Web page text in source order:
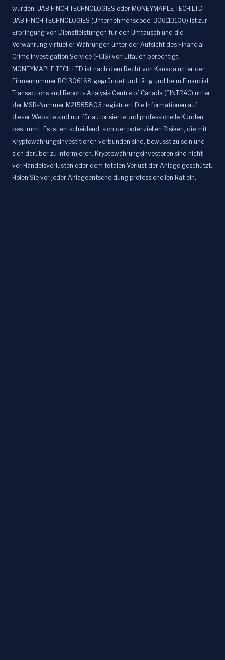
wurden: UAB FINCH TECHNOLOGIES oder MONEYMAPLE TECH LTD.
UAB FINCH TECHNOLOGIES (Unternehmenscode: 306113100) ist zur
Erbringung von Dienstleistungen für den Umtausch und die
Verwahrung virtueller Währungen unter der Aufsicht des Financial
Crime Investigation Service (FCIS) von Litauen berechtigt.
MONEYMAPLE TECH LTD ist nach dem Recht von Kanada unter der
Firmennummer BC1306168 gegründet und tätig und beim Financial
Transactions and Reports Analysis Centre of Canada (FINTRAC) unter
der MSB-Nummer M21565803 registriert.Die Informationen auf
dieser Website sind nur für autorisierte und professionelle Kunden
bestimmt. Es ist entscheidend, sich der potenziellen Risiken, die mit
Kryptowährungsinvestitionen verbunden sind, bewusst zu sein und
sich darüber zu informieren. Kryptowährungsinvestoren sind nicht
vor Handelsverlusten oder dem totalen Verlust der Anlage geschützt.
Holen Sie vor jeder Anlageentscheidung professionellen Rat ein.